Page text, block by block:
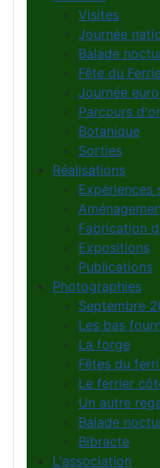
Visites
Journée
Balade
Fête du
Journée
Parcours
Botanique
Sorties
Réalisations
Expériences
Fabrication
Expositions
Publications
Photographies
Septembre
Les bas
La forge
Fêtes du
Le ferrier
Un autre
Balade
Bibracte
L'association